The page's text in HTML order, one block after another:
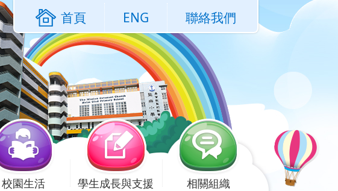
首頁 ENG 聯絡我們
校園生活 學生成長與支援 相關組織